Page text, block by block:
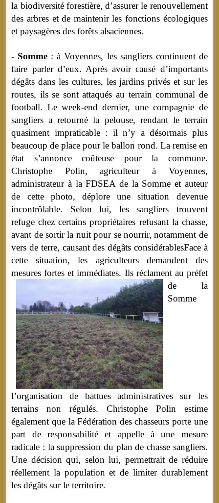
la biodiversité forestière, d’assurer le renouvellement
des arbres et de maintenir les fonctions écologiques
et paysagères des forêts alsaciennes.
- Somme : à Voyennes, les sangliers continuent de
faire parler d’eux. Après avoir causé d’importants
dégâts dans les cultures, les jardins privés et sur les
routes, ils se sont attaqués au terrain communal de
football. Le week-end dernier, une compagnie de
sangliers a retourné la pelouse, rendant le terrain
quasiment impraticable : il n’y a désormais plus
beaucoup de place pour le ballon rond. La remise en
état s’annonce coûteuse pour la commune.
Christophe Polin, agriculteur à Voyennes,
administrateur à la FDSEA de la Somme et auteur
de cette photo, déplore une situation devenue
incontrôlable. Selon lui, les sangliers trouvent
refuge chez certains propriétaires refusant la chasse,
avant de sortir la nuit pour se nourrir, notamment de
vers de terre, causant des dégâts considérablesFace à
cette situation, les agriculteurs demandent des
mesures fortes et immédiates. Ils réclament au préfet
de la
Somme
l’organisation de battues administratives sur les
terrains non régulés. Christophe Polin estime
également que la Fédération des chasseurs porte une
part de responsabilité et appelle à une mesure
radicale : la suppression du plan de chasse sangliers.
Une décision qui, selon lui, permettrait de réduire
réellement la population et de limiter durablement
les dégâts sur le territoire.